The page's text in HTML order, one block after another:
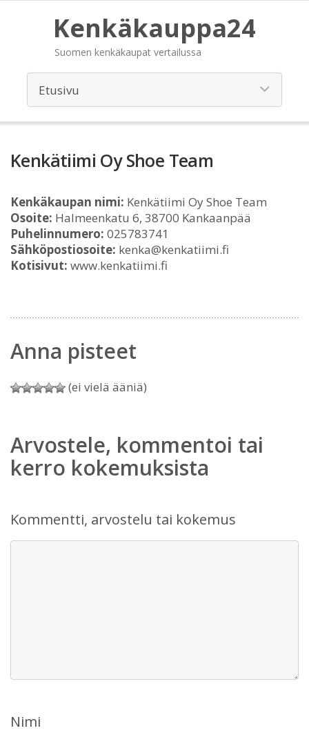
Kenkäkauppa24
Suomen kenkäkaupat vertailussa
Kenkätiimi Oy Shoe Team
Kenkäkaupan nimi: Kenkätiimi Oy Shoe Team
Osoite: Halmeenkatu 6, 38700 Kankaanpää
Puhelinnumero: 025783741
Sähköpostiosoite: kenka@kenkatiimi.fi
Kotisivut: www.kenkatiimi.fi
Anna pisteet
(ei vielä ääniä)
Arvostele, kommentoi tai
kerro kokemuksista
Kommentti, arvostelu tai kokemus
Nimi